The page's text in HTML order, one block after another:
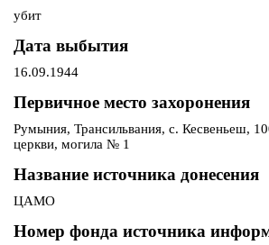
убит
Дата выбытия
16.09.1944
Первичное место захоронения
Румыния, Трансильвания, с. Кесвеньеш,
церкви, могила № 1
Название источника донесения
ЦАМО
Номер фонда источника